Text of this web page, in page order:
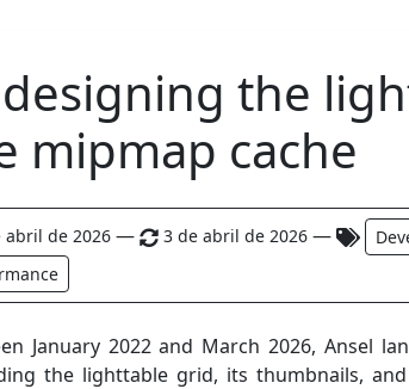
the
mipmap cache
abril de 2026 — 3 de abril de 2026 —
January 2022 and March 2026, Ansel
the lighttable grid, its thumbnails,